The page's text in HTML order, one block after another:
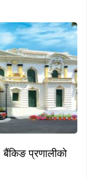
बैंकिङ प्रणालीको